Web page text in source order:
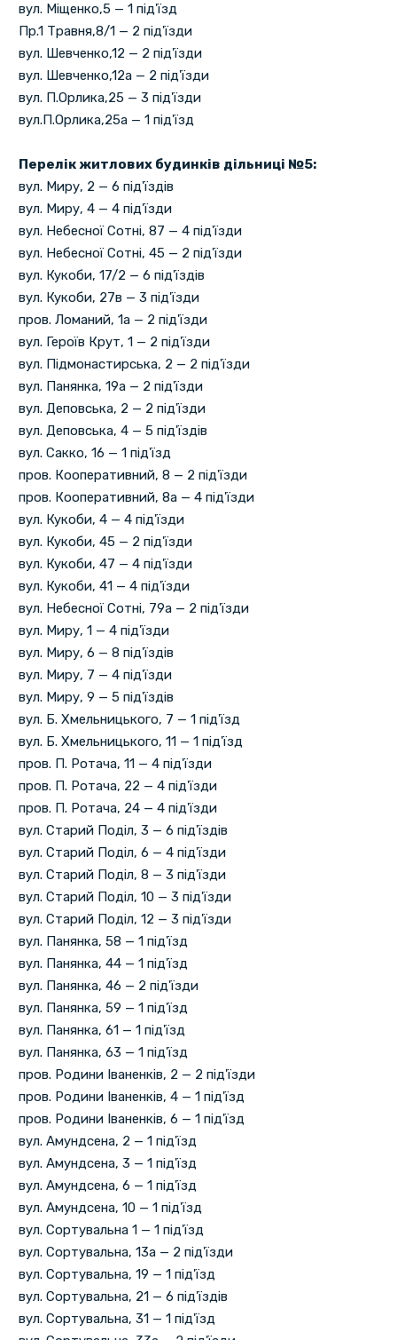
вул. Міщенко,5 — 1 під'їзд
Пр.1 Травня,8/1 — 2 під'їзди
вул. Шевченко,12 — 2 під'їзди
вул. Шевченко,12а — 2 під'їзди
вул. П.Орлика,25 — 3 під'їзди
вул.П.Орлика,25а — 1 під'їзд
Перелік житлових будинків дільниці №5:
вул. Миру, 2 — 6 під'їздів
вул. Миру, 4 — 4 під'їзди
вул. Небесної Сотні, 87 — 4 під'їзди
вул. Небесної Сотні, 45 — 2 під'їзди
вул. Кукоби, 17/2 — 6 під'їздів
вул. Кукоби, 27в — 3 під'їзди
пров. Ломаний, 1а — 2 під'їзди
вул. Героїв Крут, 1 — 2 під'їзди
вул. Підмонастирська, 2 — 2 під'їзди
вул. Панянка, 19а — 2 під'їзди
вул. Деповська, 2 — 2 під'їзди
вул. Деповська, 4 — 5 під'їздів
вул. Сакко, 16 — 1 під'їзд
пров. Кооперативний, 8 — 2 під'їзди
пров. Кооперативний, 8а — 4 під'їзди
вул. Кукоби, 4 — 4 під'їзди
вул. Кукоби, 45 — 2 під'їзди
вул. Кукоби, 47 — 4 під'їзди
вул. Кукоби, 41 — 4 під'їзди
вул. Небесної Сотні, 79а — 2 під'їзди
вул. Миру, 1 — 4 під'їзди
вул. Миру, 6 — 8 під'їздів
вул. Миру, 7 — 4 під'їзди
вул. Миру, 9 — 5 під'їздів
вул. Б. Хмельницького, 7 — 1 під'їзд
вул. Б. Хмельницького, 11 — 1 під'їзд
пров. П. Ротача, 11 — 4 під'їзди
пров. П. Ротача, 22 — 4 під'їзди
пров. П. Ротача, 24 — 4 під'їзди
вул. Старий Поділ, 3 — 6 під'їздів
вул. Старий Поділ, 6 — 4 під'їзди
вул. Старий Поділ, 8 — 3 під'їзди
вул. Старий Поділ, 10 — 3 під'їзди
вул. Старий Поділ, 12 — 3 під'їзди
вул. Панянка, 58 — 1 під'їзд
вул. Панянка, 44 — 1 під'їзд
вул. Панянка, 46 — 2 під'їзди
вул. Панянка, 59 — 1 під'їзд
вул. Панянка, 61 — 1 під'їзд
вул. Панянка, 63 — 1 під'їзд
пров. Родини Іваненків, 2 — 2 під'їзди
пров. Родини Іваненків, 4 — 1 під'їзд
пров. Родини Іваненків, 6 — 1 під'їзд
вул. Амундсена, 2 — 1 під'їзд
вул. Амундсена, 3 — 1 під'їзд
вул. Амундсена, 6 — 1 під'їзд
вул. Амундсена, 10 — 1 під'їзд
вул. Сортувальна 1 — 1 під'їзд
вул. Сортувальна, 13а — 2 під'їзди
вул. Сортувальна, 19 — 1 під'їзд
вул. Сортувальна, 21 — 6 під'їздів
вул. Сортувальна, 31 — 1 під'їзд